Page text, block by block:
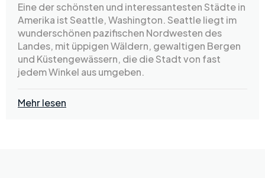
Eine der schönsten und interessantesten Städte in
Amerika ist Seattle, Washington. Seattle liegt im
wunderschönen pazifischen Nordwesten des
Landes, mit üppigen Wäldern, gewaltigen Bergen
und Küstengewässern, die die Stadt von fast
jedem Winkel aus umgeben.
Mehr lesen